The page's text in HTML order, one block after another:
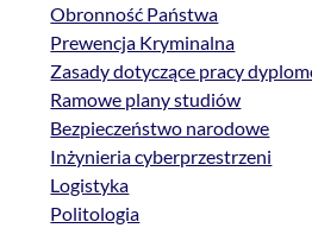
Obronność Państwa
Prewencja Kryminalna
Zasady dotyczące pracy
Ramowe plany studiów
Bezpieczeństwo narodowe
Inżynieria cyberprzestrzeni
Logistyka
Politologia